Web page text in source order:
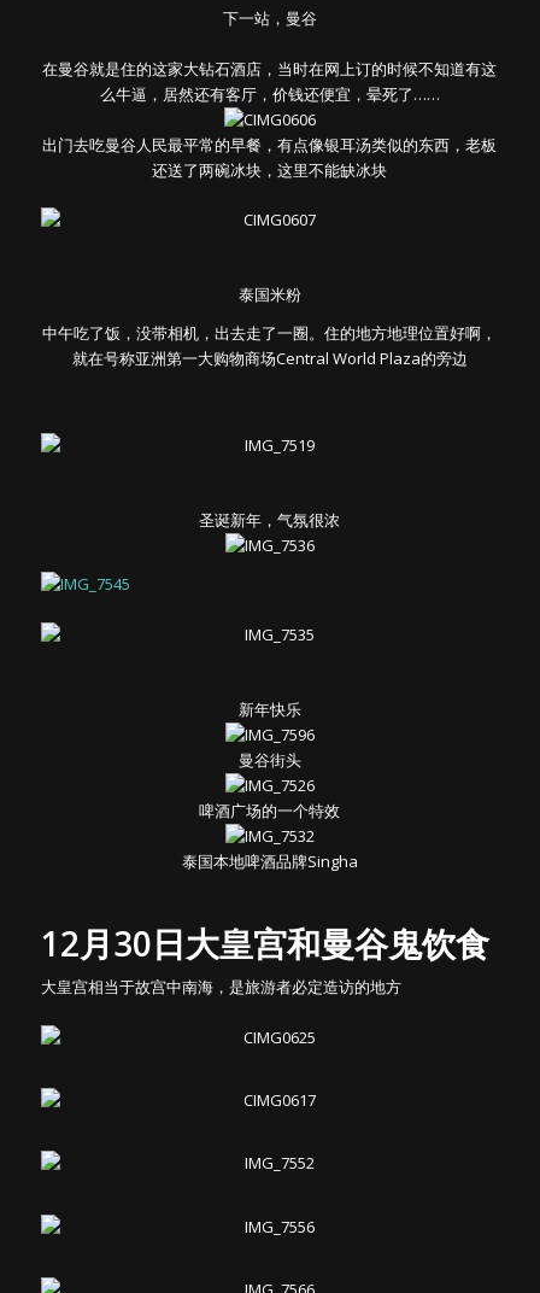
下一站，曼谷
在曼谷就是住的这家大钻石酒店，当时在网上订的时候不知道有这
么牛逼，居然还有客厅，价钱还便宜，晕死了……
出门去吃曼谷人民最平常的早餐，有点像银耳汤类似的东西，老板
还送了两碗冰块，这里不能缺冰块
泰国米粉
中午吃了饭，没带相机，出去走了一圈。住的地方地理位置好啊，
就在号称亚洲第一大购物商场Central World Plaza的旁边
圣诞新年，气氛很浓
新年快乐
曼谷街头
啤酒广场的一个特效
泰国本地啤酒品牌Singha
12月30日大皇宫和曼谷鬼饮食
大皇宫相当于故宫中南海，是旅游者必定造访的地方